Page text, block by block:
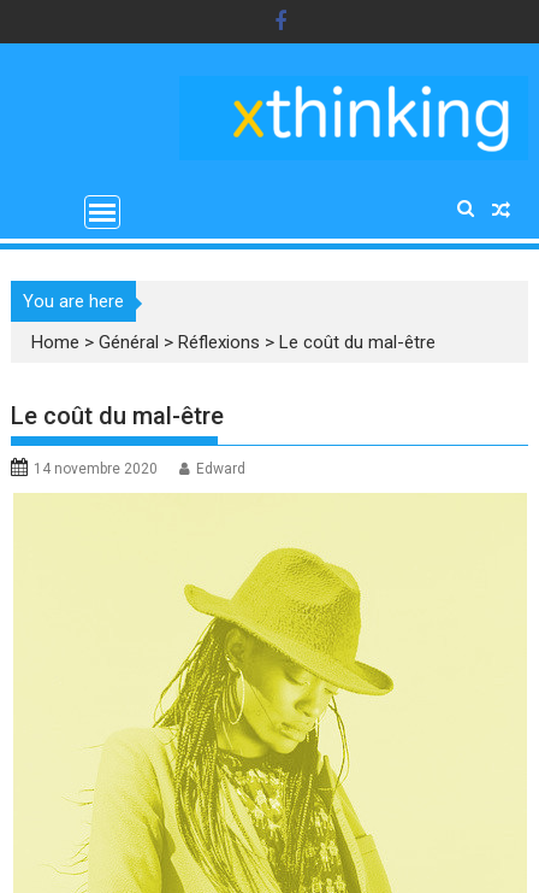
to
You are here
Home >Général >Réflexions >Le coût du mal-être
Le coût du mal-être
14 novembre 2020 Edward